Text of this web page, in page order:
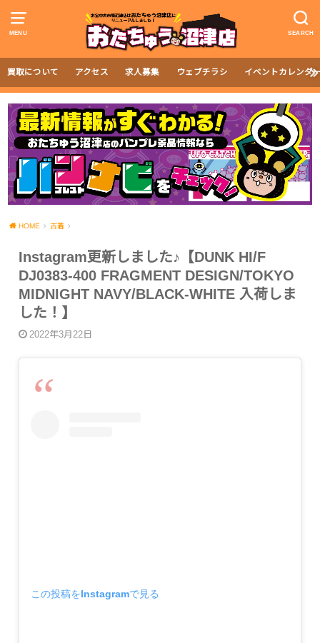
MENU SEARCH
買取について アクセス 求人募集 ウェブチラシ イベントカレンダ
HOME 古着
Instagram更新しました♪【DUNK HI/F
DJ0383-400 FRAGMENT DESIGN/TOKYO
MIDNIGHT NAVY/BLACK-WHITE 入荷しま
した！】
2022年3月22日
この投稿をInstagramで見る